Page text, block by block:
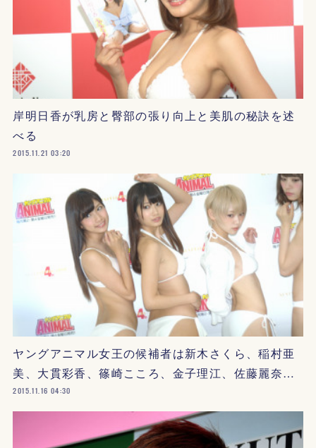
岸明日香が乳房と臀部の張り向上と美肌の秘訣を述
べる
2015.11.21 03:20
ヤングアニマル女王の候補者は新木さくら、稲村亜
美、大貫彩香、篠崎こころ、金子理江、佐藤麗奈…
2015.11.16 04:30